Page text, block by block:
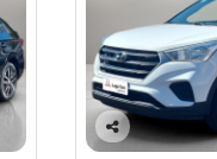
Co